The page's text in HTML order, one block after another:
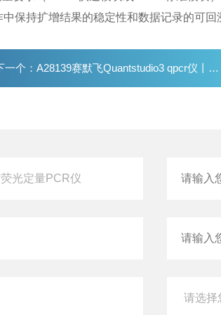
保持扩增结果的稳定性和数据记录的可回
一个： A28139赛默飞Quantstudio3 qpcr仪丨实时荧光定量